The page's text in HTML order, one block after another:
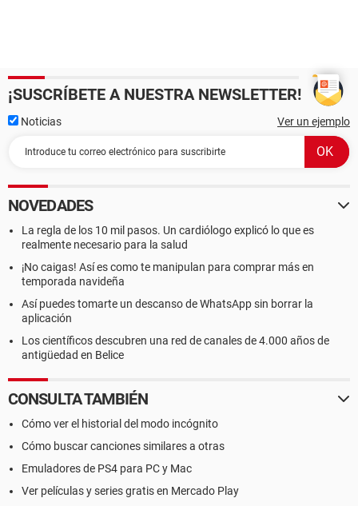
¡SUSCRÍBETE A NUESTRA NEWSLETTER!
Noticias Ver un ejemplo
NOVEDADES
La regla de los 10 mil pasos. Un cardiólogo explicó lo que es
realmente necesario para la salud
¡No caigas! Así es como te manipulan para comprar más en
temporada navideña
Así puedes tomarte un descanso de WhatsApp sin borrar la
aplicación
Los científicos descubren una red de canales de 4.000 años de
antigüedad en Belice
CONSULTA TAMBIÉN
Cómo ver el historial del modo incógnito
Cómo buscar canciones similares a otras
Emuladores de PS4 para PC y Mac
Ver películas y series gratis en Mercado Play